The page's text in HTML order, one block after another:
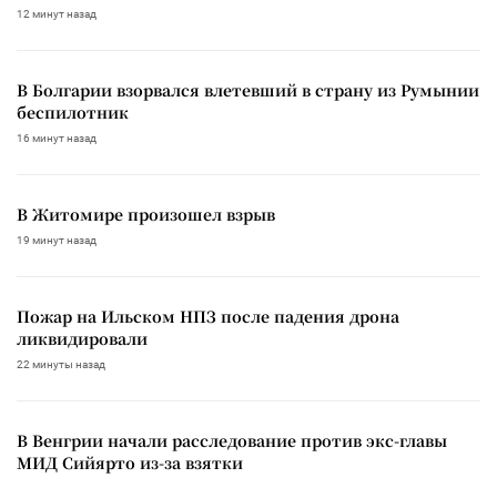
12 минут назад
В Болгарии взорвался влетевший в страну из Румынии
беспилотник
16 минут назад
В Житомире произошел взрыв
19 минут назад
Пожар на Ильском НПЗ после падения дрона
ликвидировали
22 минуты назад
В Венгрии начали расследование против экс-главы
МИД Сийярто из-за взятки